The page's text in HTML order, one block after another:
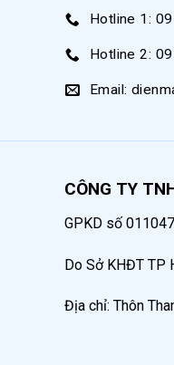
Motor
Phụ kiện
Xuất xứ
Hotline 1:
Hotline 2:
Email:
CÔNG TY
GPKD số
Do Sở KHĐT TP
Địa chỉ: Thôn